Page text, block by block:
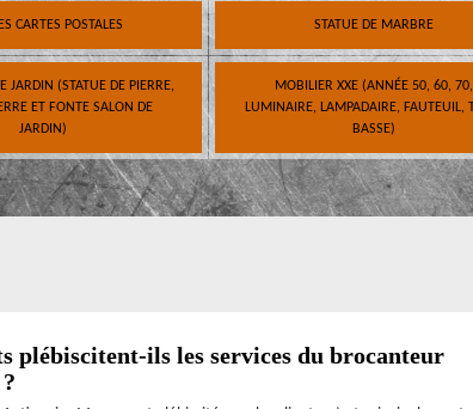
CARTES POSTALES STATUE DE MARBRE
JARDIN (STATUE DE PIERRE,
ET FONTE SALON DE
JARDIN)
MOBILIER XXE (ANNÉE 50, 60, 70,
LUMINAIRE, LAMPADAIRE, FAUTEUIL,
BASSE)
plébiscitent-ils les services du brocanteur